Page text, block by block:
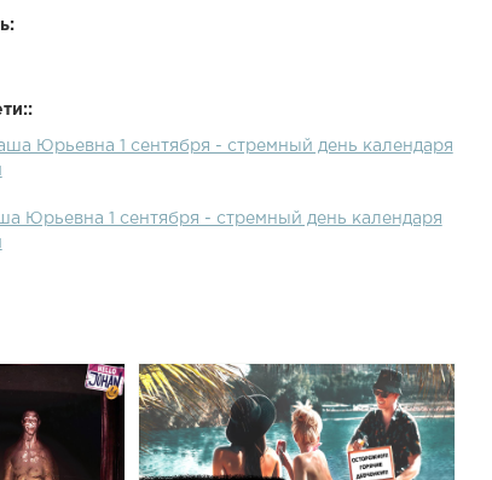
Юрьевна 1 сентября - стремный день календаря
Юрьевна 1 сентября - стремный день календаря